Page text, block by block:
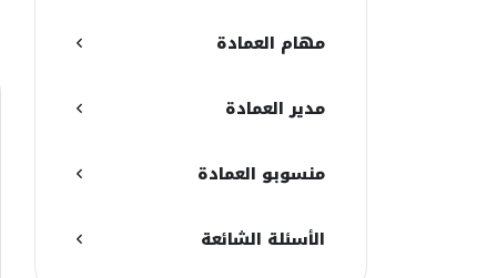
مهام العمادة
مدير العمادة
منسوبو العمادة
الأسئلة الشائعة